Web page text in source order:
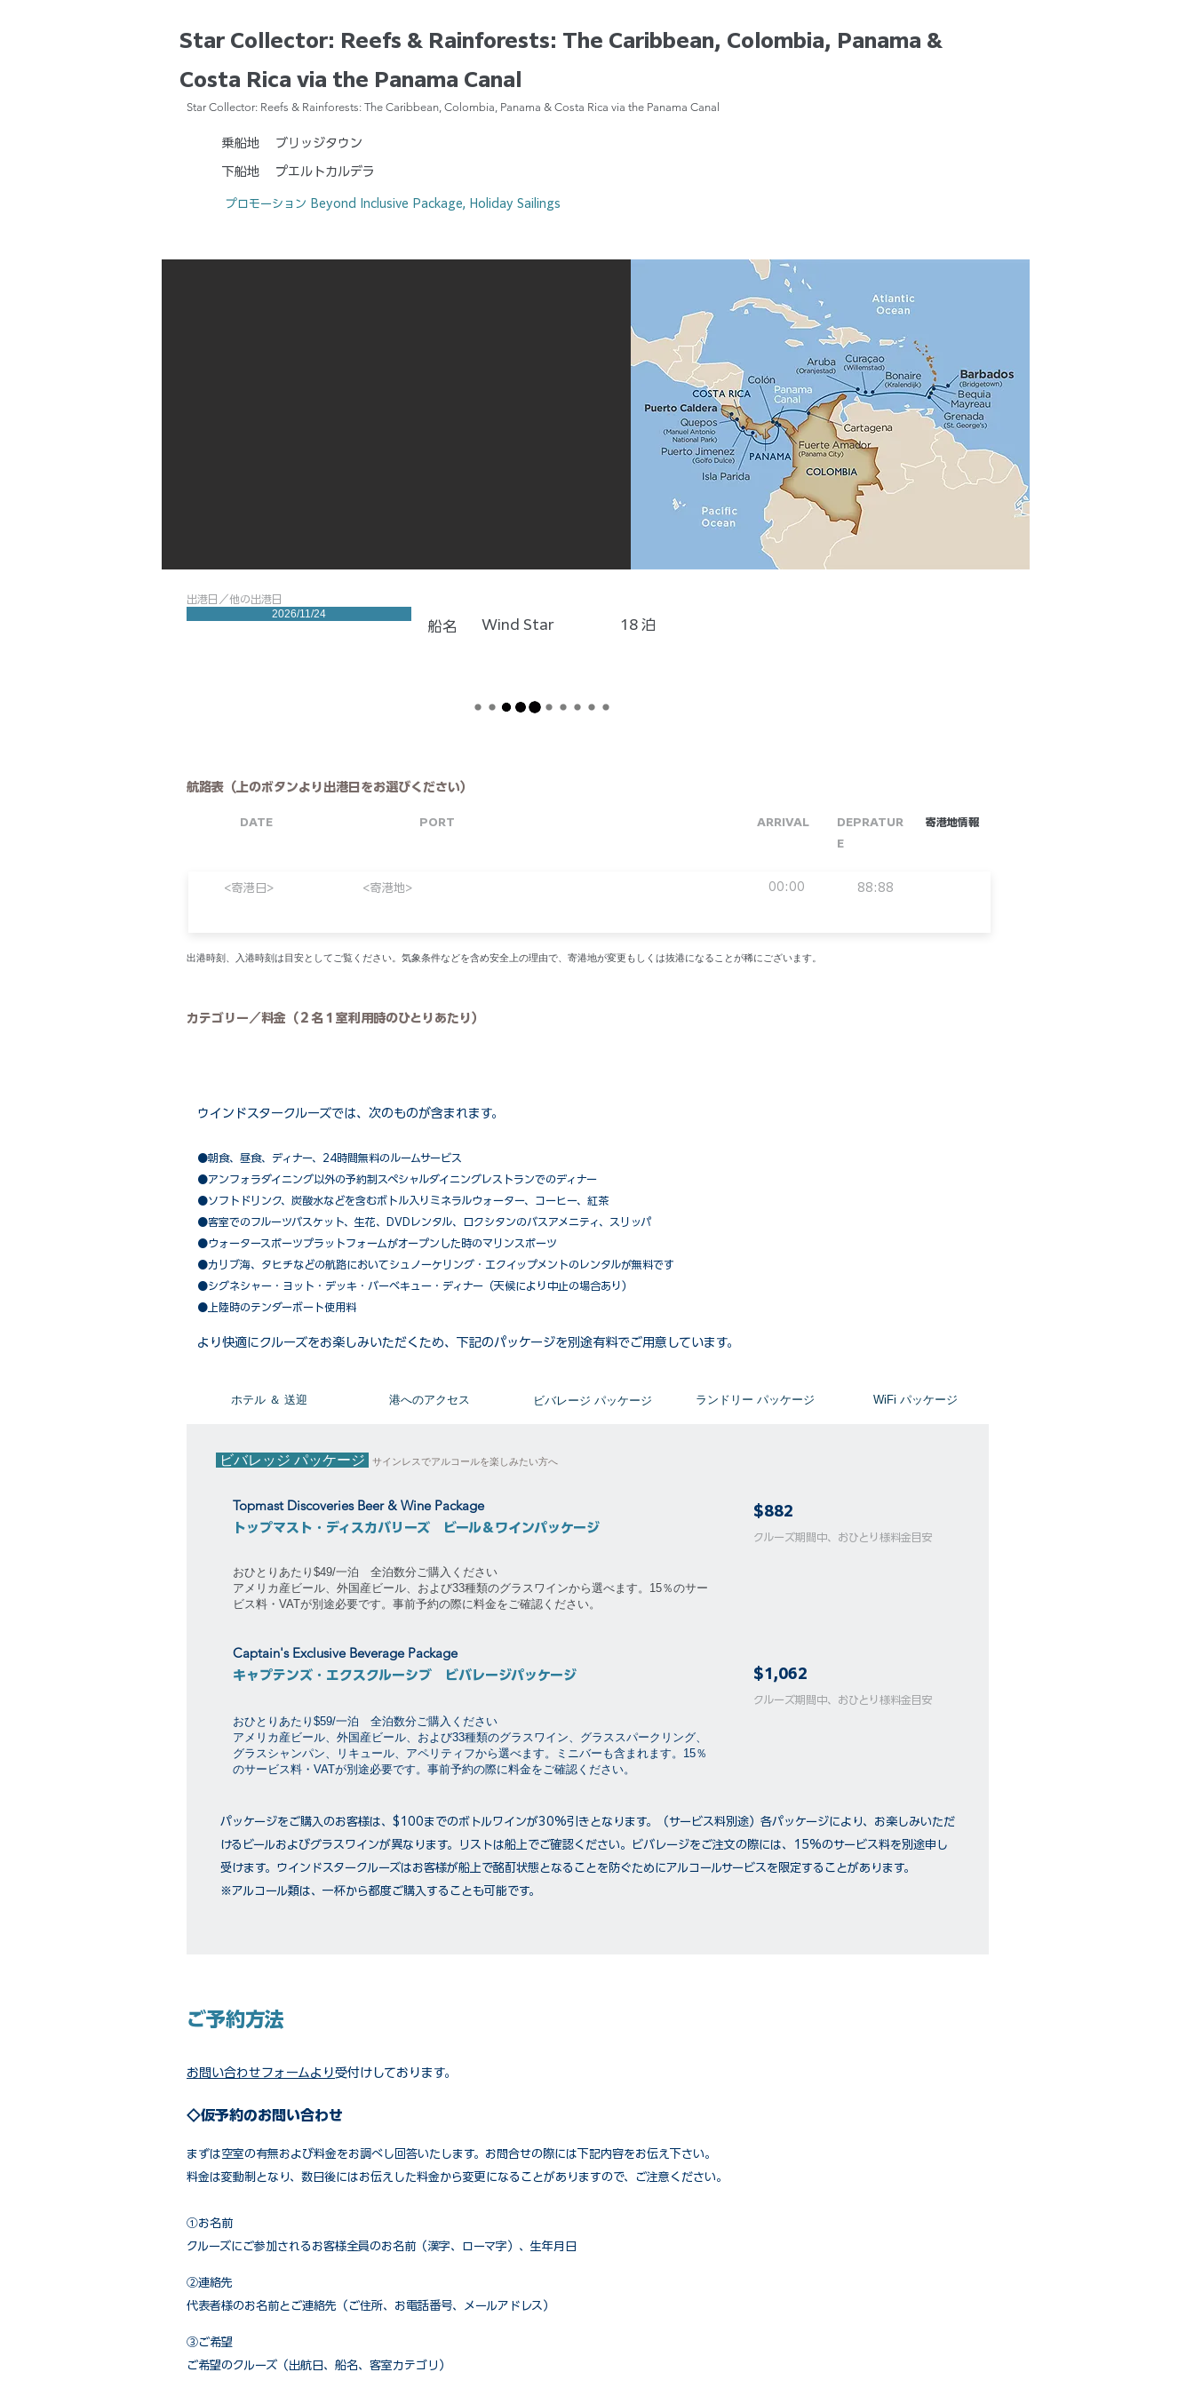
Star Collector: Reefs & Rainforests: The Caribbean, Colombia, Panama &
Costa Rica via the Panama Canal
Star Collector: Reefs & Rainforests: The Caribbean, Colombia, Panama & Costa Rica via the Panama Canal
乗船地 ブリッジタウン
下船地 プエルトカルデラ
プロモーション Beyond Inclusive Package, Holiday Sailings
船名
出港日／他の出港日
2026/11/24
Wind Star 18 泊
航路表（上のボタンより出港日をお選びください）
DATE PORT ARRIVAL
DEPRATUR
E
​寄港地情報
<寄港日> 00:00 88:88
<寄港地>
​出港時刻、入港時刻は目安としてご覧ください。気象条件などを含め安全上の理由で、寄港地が変更もしくは抜港になることが稀にございます。
カテゴリー／料金（２名１室利用時のひとりあたり）
ウインドスタークルーズでは、次のものが含まれます。
●朝食、昼食、ディナー、24時間無料のルームサービス
​●アンフォラダイニング以外の予約制スペシャルダイニングレストランでのディナー
●ソフトドリンク、炭酸水などを含むボトル入りミネラルウォーター、コーヒー、紅茶
●客室でのフルーツバスケット、生花、DVDレンタル、ロクシタンのバスアメニティ、スリッパ
●ウォータースポーツプラットフォームがオープンした時のマリンスポーツ
●カリブ海、タヒチなどの航路においてシュノーケリング・エクイップメントのレンタルが無料です
​●シグネシャー・ヨット・デッキ・バーベキュー・ディナー（天候により中止の場合あり）
●上陸時のテンダーボート使用料
​より快適にクルーズをお楽しみいただくため、下記のパッケージを別途有料でご用意しています。​
​ホテル ＆ 送迎 ​港へのアクセス ビバレージ パッケージ ​ランドリー パッケージ ​WiFi パッケージ
ビバレッジ パッケージ サインレスでアルコールを楽しみたい方へ
Topmast Discoveries Beer & Wine Package
トップマスト・ディスカバリーズ ビール＆ワインパッケージ
$882
​​クルーズ期間中、おひとり様料金目安
おひとりあたり$49/一泊 全泊数分ご購入ください
アメリカ産ビール、外国産ビール、および33種類のグラスワインから選べます。15％のサー
ビス料・VATが別途必要です。事前予約の際に料金をご確認ください。
Captain's Exclusive Beverage Package
キャプテンズ・エクスクルーシブ ビバレージパッケージ $1,062
​​クルーズ期間中、おひとり様料金目安
おひとりあたり$59/一泊 全泊数分ご購入ください
アメリカ産ビール、外国産ビール、および33種類のグラスワイン、グラススパークリング、
グラスシャンパン、リキュール、アペリティフから選べます。ミニバーも含まれます。15％
のサービス料・VATが別途必要です。事前予約の際に料金をご確認ください。
パッケージをご購入のお客様は、$100までのボトルワインが30%引きとなります。（サービス料別途）各パッケージにより、お楽しみいただ
けるビールおよびグラスワインが異なります。リストは船上でご確認ください。ビバレージをご注文の際には、15%のサービス料を別途申し
受けます。ウインドスタークルーズはお客様が船上で酩酊状態となることを防ぐためにアルコールサービスを限定することがあります。
※アルコール類は、一杯から都度ご購入することも可能です。
ご予約方法
お問い合わせフォームより受付けしております。
◇仮予約のお問い合わせ
まずは空室の有無および料金をお調べし回答いたします。お問合せの際には下記内容をお伝え下さい。
料金は変動制となり、数日後にはお伝えした料金から変更になることがありますので、ご注意ください。
①お名前
クルーズにご参加されるお客様全員のお名前（漢字、ローマ字）、生年月日
②連絡先
代表者様のお名前とご連絡先（ご住所、お電話番号、メールアドレス）
③ご希望
ご希望のクルーズ（出航日、船名、客室カテゴリ）